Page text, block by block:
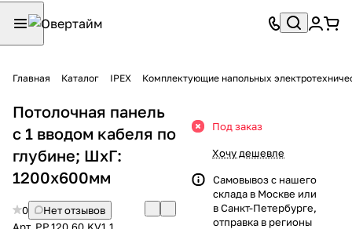
Главная Каталог IPEX Комплектующие напольных
Потолочная панель
с 1 вводом кабеля по
глубине; ШхГ:
1200х600мм
0
Нет отзывов
Под заказ
Хочу дешевле
Самовывоз с нашего
склада в Москве или
в Санкт-Петербурге,
отправка в регионы